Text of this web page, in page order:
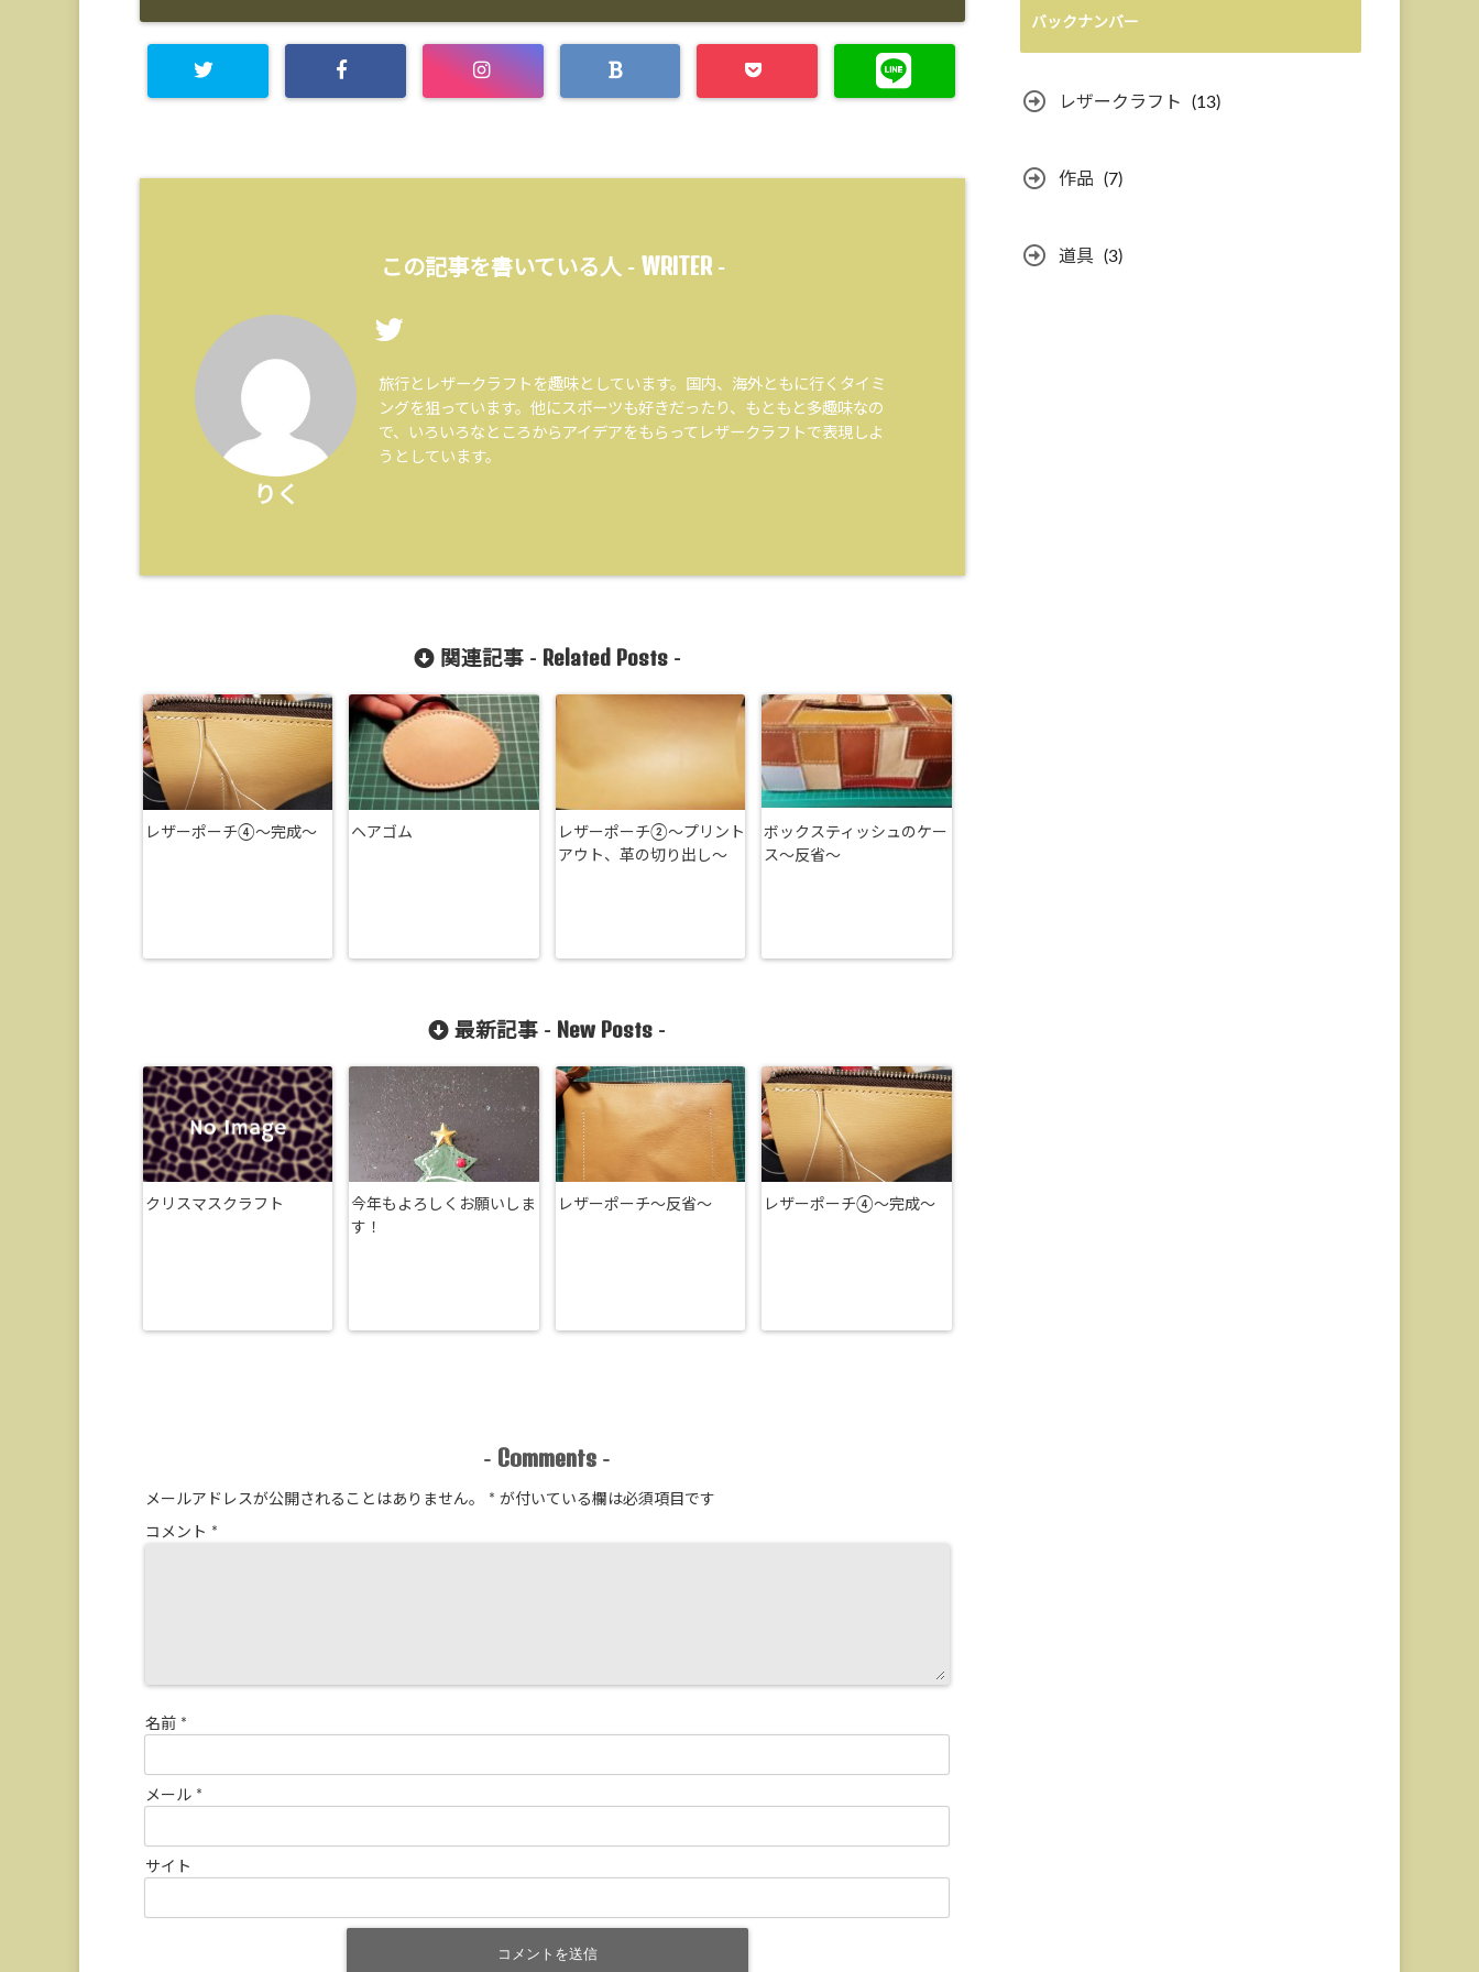
この記事を書いている人 - WRITER-
りく
旅行とレザークラフトを趣味としています。国内、海外ともに行くタイミ
ングを狙っています。他にスポーツも好きだったり、もともと多趣味なの
で、いろいろなところからアイデアをもらってレザークラフトで表現しよ
うとしています。
関連記事 - Related Posts-
レザーポーチ④～完成～ ヘアゴム
レザーポーチ②〜プリント
アウト、革の切り出し〜
ボックスティッシュのケー
ス～反省～
最新記事 - New Posts -
クリスマスクラフト
今年もよろしくお願いしま
す！
レザーポーチ～反省～ レザーポーチ④～完成～
- Comments -
メールアドレスが公開されることはありません。 * が付いている欄は必須項目です
コメント *
名前 *
メール *
サイト
バックナンバー
レザークラフト (13)
作品 (7)
道具 (3)